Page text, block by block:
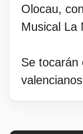
Olocau,
Musical La
Se tocarán